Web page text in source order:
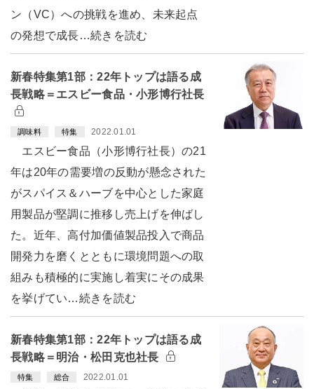
ン（VC）への挑戦を進め、未来起点
の発想で成長…続きを読む
新春特集第1部：22年トップは語る成
長戦略＝エスビー食品・小形博行社長
調味料 特集 2022.01.01
エスビー食品（小形博行社長）の21
年は20年の需要増の反動が懸念された
がスパイス＆ハーブを中心とした家庭
用製品が堅調に推移し売上げを伸ばし
た。近年、高付加価値製品投入で商品
開発力を磨くとともに環境問題への取
組みも積極的に実施し着実にその成果
を挙げてい…続きを読む
新春特集第1部：22年トップは語る成
長戦略＝明治・松田克也社長
特集 総合 2022.01.01